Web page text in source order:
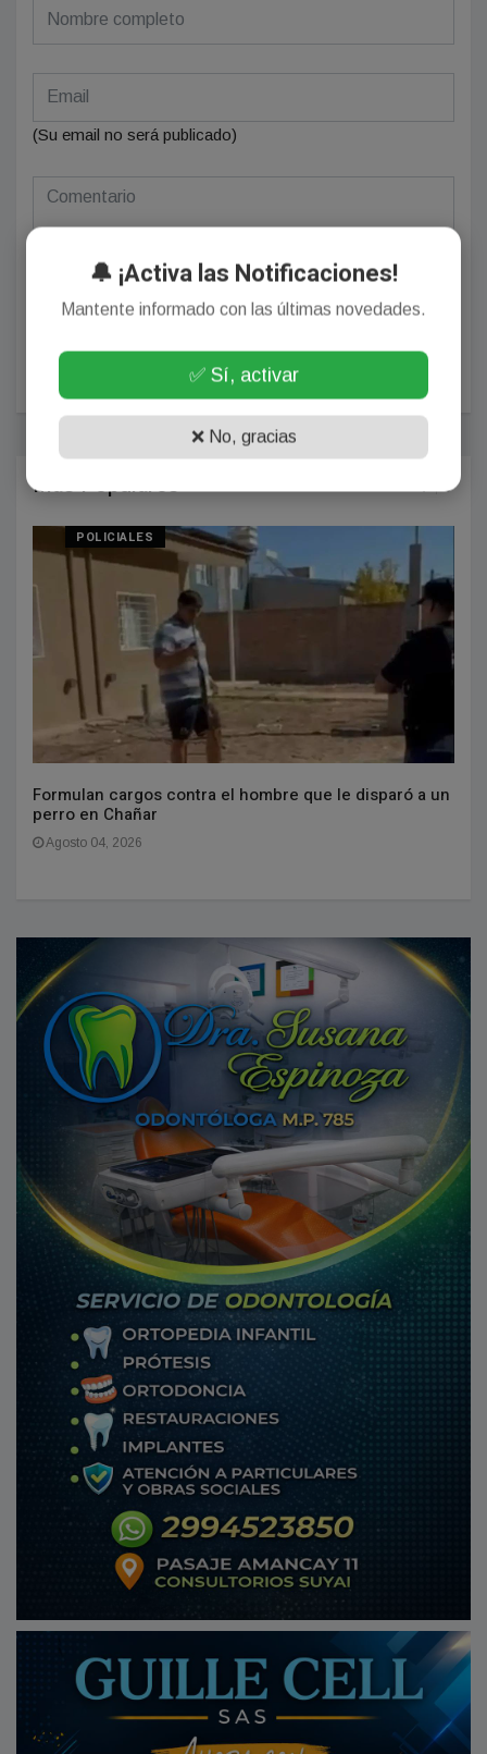
(Su email no será publicado)
POSTEAR COMENTARIO
Más Populares
POLICIALES
Formulan cargos contra el hombre que le disparó a un
perro en Chañar
Agosto 04, 2026
🔔 ¡Activa las Notificaciones!
Mantente informado con las últimas novedades.
✅ Sí, activar
❌ No, gracias